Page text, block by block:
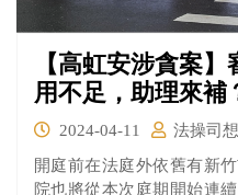
【高虹安涉貪案
用不足，助理來補
2024-04-11
法操司
開庭前在法庭外依舊有新
院也將從本次庭期開始連